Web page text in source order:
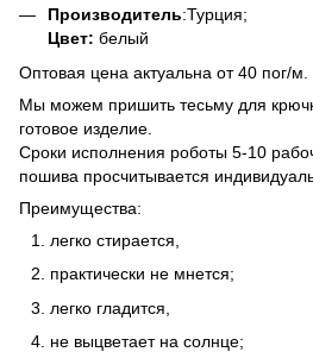
Производитель:Турция;
Цвет: белый
Оптовая цена актуальна от 40 пог/м.
Мы можем пришить тесьму для
готовое изделие.
Сроки исполнения роботы 5-10
пошива просчитывается
Преимущества:
легко стирается,
практически не мнется;
легко гладится,
не выцветает на солнце;